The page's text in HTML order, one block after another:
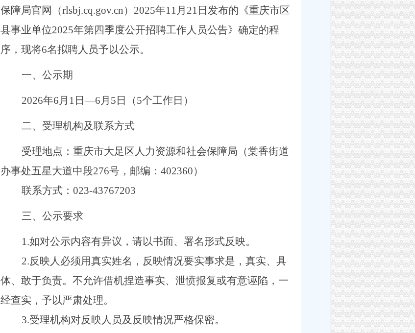
保障局官网（rlsbj.cq.gov.cn） 2025年11月 21 日发布的《重庆市区
县事业单位2025年第四季度公开招聘工作人员公告》确定的程
序，现将6名拟聘人员予以公示。
一、公示期
2026年6月 1 日—6月 5 日（5个工作日）
二、受理机构及联系方式
受理地点：重庆市大足区人力资源和社会保障局（棠香街道
办事处五星大道中段276号，邮编： 402360）
联系方式： 023-43767203
三、公示要求
1.如对公示内容有异议，请以书面、署名形式反映。
2.反映人必须用真实姓名，反映情况要实事求是，真实、具
体、敢于负责。不允许借机捏造事实、泄愤报复或有意诬陷，一
经查实，予以严肃处理。
3.受理机构对反映人员及反映情况严格保密。